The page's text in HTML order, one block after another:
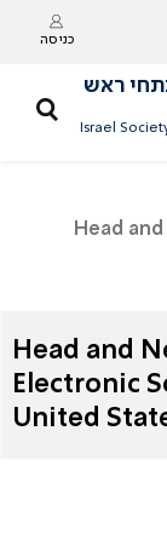
כניסה
ראש
Israel
Head
Head and
Electronic
United